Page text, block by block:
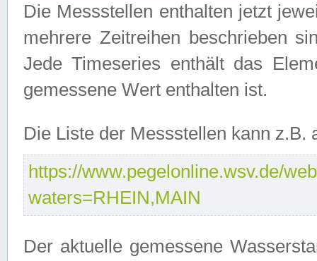
Die Messstellen enthalten jetzt
mehrere Zeitreihen beschrieben
Jede Timeseries enthält das
gemessene Wert enthalten ist.
Die Liste der Messstellen kann
https://www.pegelonline.wsv.de/
waters=RHEIN,MAIN
Der aktuelle gemessene